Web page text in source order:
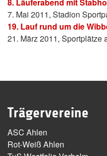
7. Mai 2011, Stadion
19. Lauf rund um die
21. März 2011, Sportplätze
Trägervereine
ASC Ahlen
Rot-Weiß Ahlen